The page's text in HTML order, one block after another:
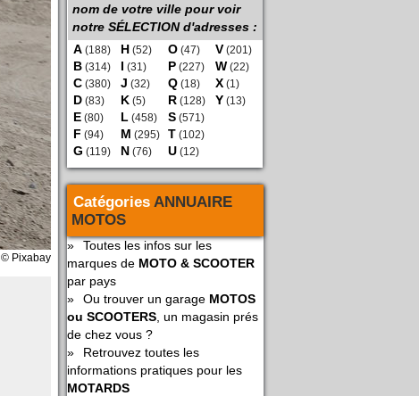
nom de votre ville pour voir
notre SÉLECTION d'adresses :
A (188)
B (314)
C (380)
D (83)
E (80)
F (94)
G (119)
H (52)
I (31)
J (32)
K (5)
L (458)
M (295)
N (76)
O (47)
P (227)
Q (18)
R (128)
S (571)
T (102)
U (12)
V (201)
W (22)
X (1)
Y (13)
Catégories ANNUAIRE
MOTOS
»
Toutes les infos sur les
marques de MOTO & SCOOTER
par pays
»
Ou trouver un garage MOTOS
ou SCOOTERS , un magasin prés
de chez vous ?
»
Retrouvez toutes les
informations pratiques pour les
MOTARDS
© Pixabay